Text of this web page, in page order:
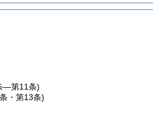
―第11条)
・第13条)